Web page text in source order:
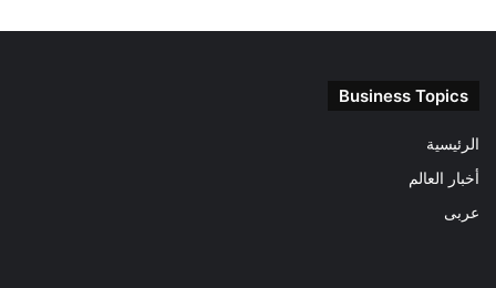
Business Topics
الرئيسية
أخبار العالم
عربى